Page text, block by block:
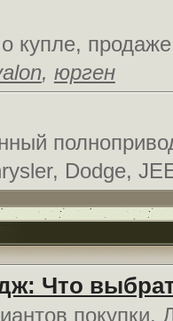
купле,
, юрген
Dodge,
Что
покупки.